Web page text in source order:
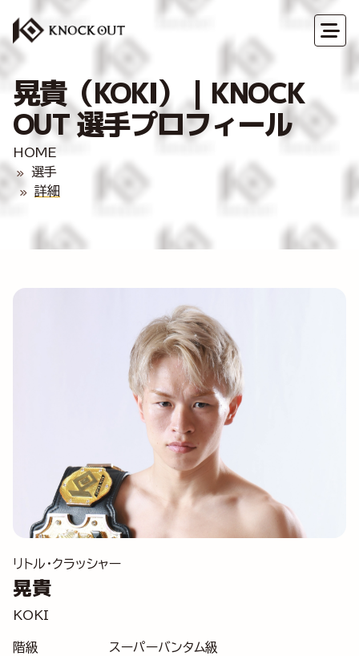
晃貴（KOKI）｜KNOCK
OUT 選手プロフィール
HOME
選手
詳細
リトル・クラッシャー
晃貴
KOKI
階級
スーパーバンタム級